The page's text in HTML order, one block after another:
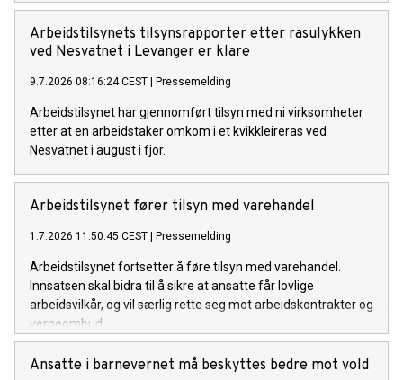
Arbeidstilsynets tilsynsrapporter etter rasulykken
ved Nesvatnet i Levanger er klare
9.7.2026 08:16:24 CEST Pressemelding
Arbeidstilsynet har gjennomført tilsyn med ni virksomheter
etter at en arbeidstaker omkom i et kvikkleireras ved
Nesvatnet i august i fjor.
Arbeidstilsynet fører tilsyn med varehandel
1.7.2026 11:50:45 CEST Pressemelding
Arbeidstilsynet fortsetter å føre tilsyn med varehandel.
Innsatsen skal bidra til å sikre at ansatte får lovlige
arbeidsvilkår, og vil særlig rette seg mot arbeidskontrakter og
verneombud.
Ansatte i barnevernet må beskyttes bedre mot vold